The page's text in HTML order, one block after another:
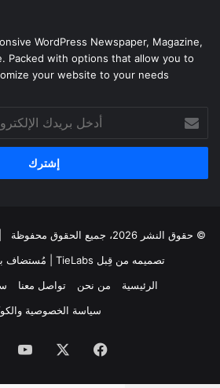
WordPress Newspaper, Magazine,
Packed with options that allow you to
your website to your needs.
بريدك
الإلكتروني
© حقوق النشر 2026، جميع الحقوق محفوظة |
تصميمه من قِبل TieLabs
| مُستضاف
الرئيسية
من نحن تواصل معنا
سياسة الخصوصية
فيسبوك